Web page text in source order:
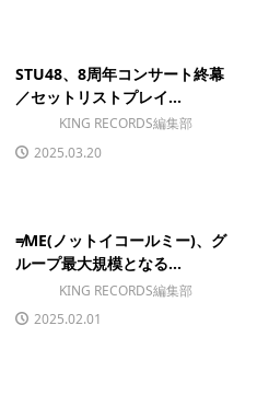
STU48、8周年コンサート終幕
／セットリストプレイ...
KING RECORDS編集部
2025.03.20
≠ME(ノットイコールミー)、グ
ループ最大規模となる...
KING RECORDS編集部
2025.02.01